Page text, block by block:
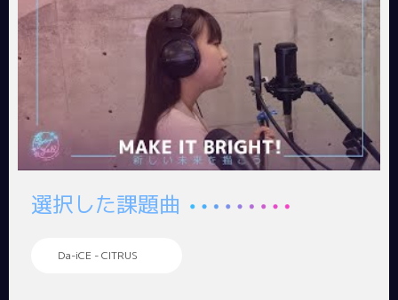
選択した課題曲
Da-iCE - CITRUS